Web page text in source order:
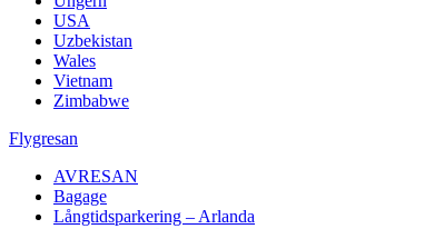
USA
Uzbekistan
Wales
Vietnam
Zimbabwe
Flygresan
AVRESAN
Bagage
Långtidsparkering – Arlanda